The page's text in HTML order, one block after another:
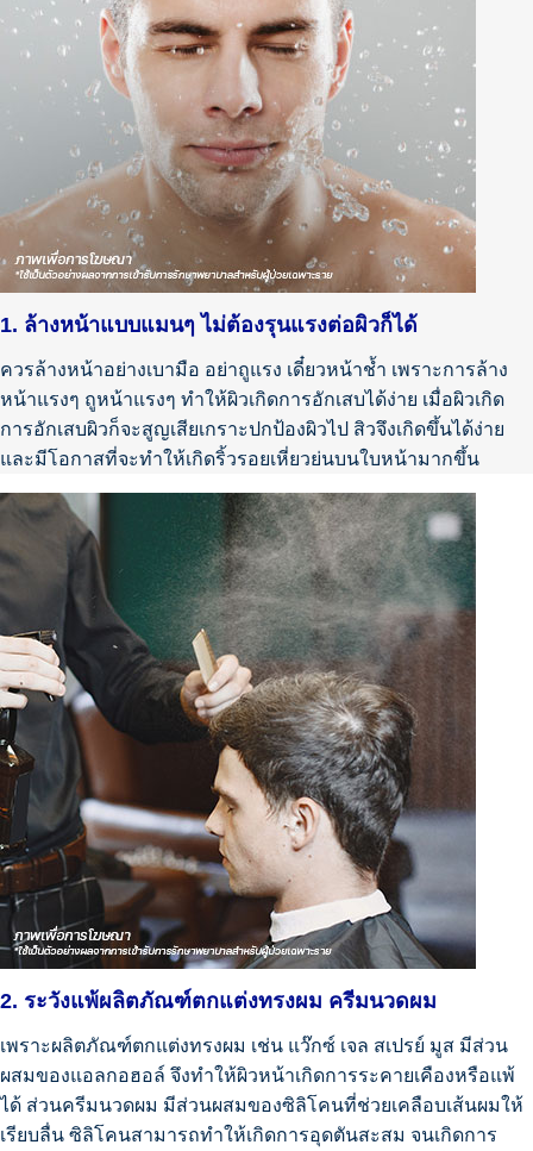
1. ล้างหน้าแบบแมนๆ ไม่ต้องรุนแรงต่อผิวก็ได้
ควรล้างหน้าอย่างเบามือ อย่าถูแรง เดี๋ยวหน้าช้ำ เพราะการล้าง
หน้าแรงๆ ถูหน้าแรงๆ ทำให้ผิวเกิดการอักเสบได้ง่าย เมื่อผิวเกิด
การอักเสบผิวก็จะสูญเสียเกราะปกป้องผิวไป สิวจึงเกิดขึ้นได้ง่าย
และมีโอกาสที่จะทำให้เกิดริ้วรอยเหี่ยวย่นบนใบหน้ามากขึ้น
2. ระวังแพ้ผลิตภัณฑ์ตกแต่งทรงผม ครีมนวดผม
เพราะผลิตภัณฑ์ตกแต่งทรงผม เช่น แว๊กซ์ เจล สเปรย์ มูส มีส่วน
ผสมของแอลกอฮอล์ จึงทำให้ผิวหน้าเกิดการระคายเคืองหรือแพ้
ได้ ส่วนครีมนวดผม มีส่วนผสมของซิลิโคนที่ช่วยเคลือบเส้นผมให้
เรียบลื่น ซิลิโคนสามารถทำให้เกิดการอุดตันสะสม จนเกิดการ